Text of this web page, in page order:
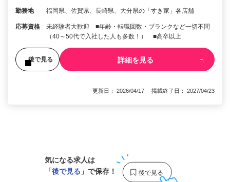
勤務地 福岡県、佐賀県、長崎県、大分県の「すき家」各店舗
応募資格
未経験者大歓迎 ■年齢・転職回数・ブランクなど一切不問
（40～50代で入社した人も多数！） ■高卒以上
後で見る 詳細を見る
更新日： 2026/04/17 掲載終了日： 2027/04/23
気になる求人は
「後で見る 」で保存！